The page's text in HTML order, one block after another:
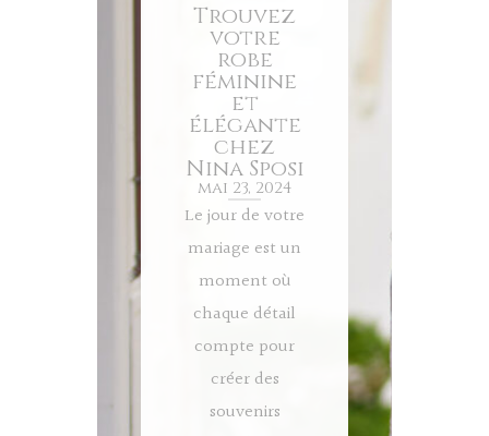
Trouvez
votre
robe
féminine
et
élégante
chez
Nina Sposi
mai 23, 2024
Le jour de votre
mariage est un
moment où
chaque détail
compte pour
créer des
souvenirs